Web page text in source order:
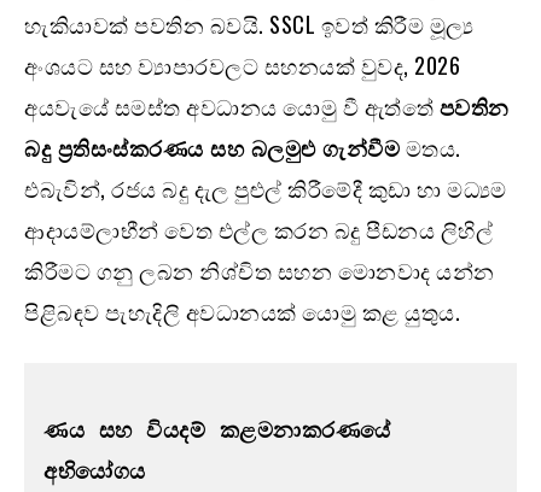
හැකියාවක් පවතින බවයි. SSCL ඉවත් කිරීම මූල්‍ය
අංශයට සහ ව්‍යාපාරවලට සහනයක් වුවද, 2026
අයවැයේ සමස්ත අවධානය යොමු වී ඇත්තේපවතින
බදු ප්‍රතිසංස්කරණය සහ බලමුළු ගැන්වීමමතය.
එබැවින්, රජය බදු දැල පුළුල් කිරීමේදී කුඩා හා මධ්‍යම
ආදායම්ලාභීන් වෙත එල්ල කරන බදු පීඩනය ලිහිල්
කිරීමට ගනු ලබන නිශ්චිත සහන මොනවාද යන්න
පිළිබඳව පැහැදිලි අවධානයක් යොමු කළ යුතුය.
ණය සහ වියදම් කළමනාකරණයේ
අභියෝගය